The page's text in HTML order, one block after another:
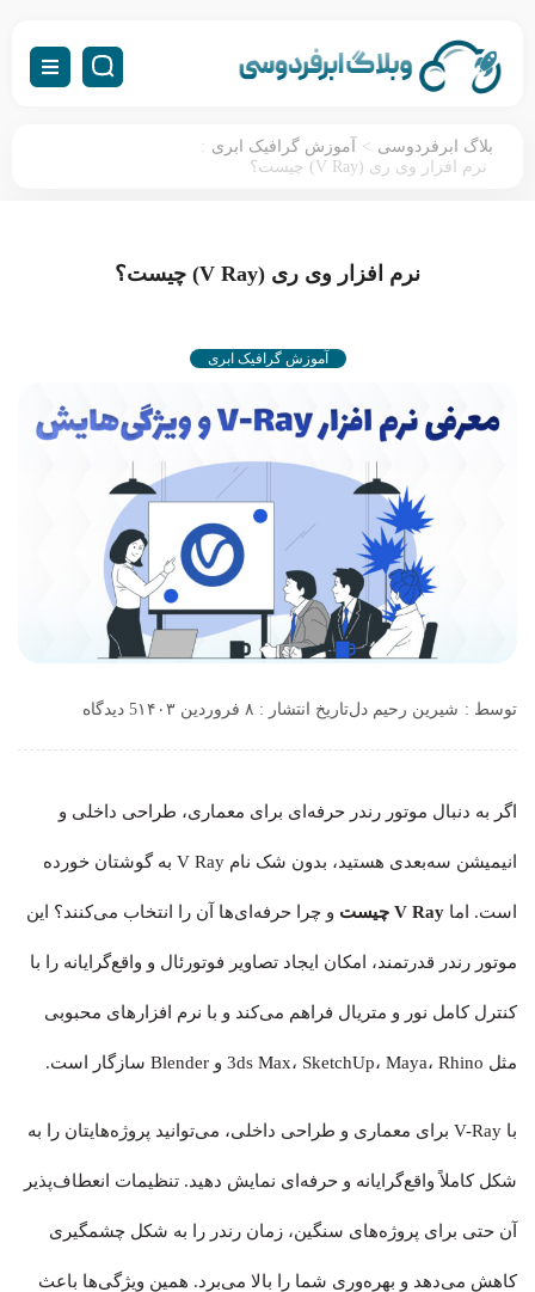
بلاگ ابرفردوسی > آموزش گرافیک ابری :
نرم افزار وی ری (V Ray) چیست؟
نرم افزار وی ری (V Ray) چیست؟
آموزش گرافیک ابری
توسط : شیرین رحیم دلتاریخ انتشار : ۸ فروردین ۱۴۰۳ 5 دیدگاه
اگر به دنبال موتور رندر حرفه‌ای برای معماری، طراحی داخلی و
انیمیشن سه‌بعدی هستید، بدون شک نام V Ray به گوشتان خورده
است. اما V Ray چیست و چرا حرفه‌ای‌ها آن را انتخاب می‌کنند؟ این
موتور رندر قدرتمند، امکان ایجاد تصاویر فوتورئال و واقع‌گرایانه را با
کنترل کامل نور و متریال فراهم می‌کند و با نرم‌ افزارهای محبوبی
مثل 3ds Max، SketchUp، Maya، Rhino و Blender سازگار است.
با V-Ray برای معماری و طراحی داخلی، می‌توانید پروژه‌هایتان را به
شکل کاملاً واقع‌گرایانه و حرفه‌ای نمایش دهید. تنظیمات انعطاف‌پذیر
آن حتی برای پروژه‌های سنگین، زمان رندر را به شکل چشمگیری
کاهش می‌دهد و بهره‌وری شما را بالا می‌برد. همین ویژگی‌ها باعث